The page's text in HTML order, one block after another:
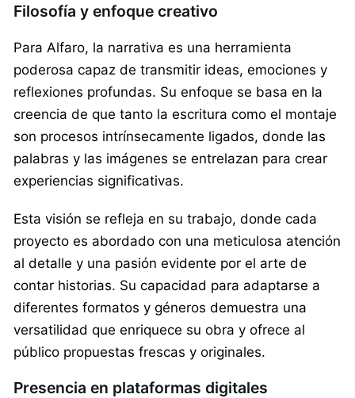
Filosofía y enfoque creativo
Para Alfaro, la narrativa es una herramienta
poderosa capaz de transmitir ideas, emociones y
reflexiones profundas. Su enfoque se basa en la
creencia de que tanto la escritura como el montaje
son procesos intrínsecamente ligados, donde las
palabras y las imágenes se entrelazan para crear
experiencias significativas.
Esta visión se refleja en su trabajo, donde cada
proyecto es abordado con una meticulosa atención
al detalle y una pasión evidente por el arte de
contar historias. Su capacidad para adaptarse a
diferentes formatos y géneros demuestra una
versatilidad que enriquece su obra y ofrece al
público propuestas frescas y originales.
Presencia en plataformas digitales